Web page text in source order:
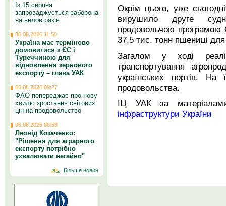
Окрім цього, уже
вирушило друге
продовольчою
37,5 тис. тонн пшениці
Загалом у ході
транспортування
українських портів.
продовольства.
ІЦ УАК за
інфраструктури України
Із 15 серпня
запроваджується заборона
на вилов раків
06.08.2026 11:50
Україна має терміново
домовитися з ЄС і
Туреччиною для
відновлення зернового
експорту – глава УАК
06.08.2026 09:27
ФАО попереджає про нову
хвилю зростання світових
цін на продовольство
06.08.2026 08:58
Леонід Козаченко:
"Рішення для аграрного
експорту потрібно
ухвалювати негайно"
Більше новин